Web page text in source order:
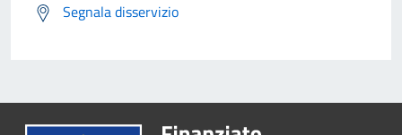
Segnala disservizio